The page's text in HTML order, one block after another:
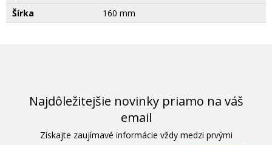
Šírka
160 mm
Najdôležitejšie novinky priamo na váš
email
Získajte zaujímavé informácie vždy medzi prvými